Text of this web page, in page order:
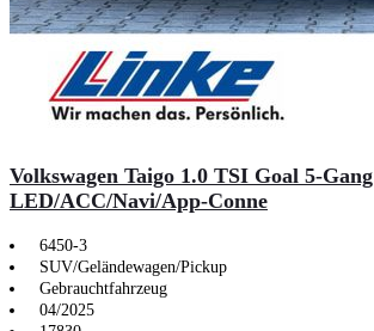
Volkswagen Taigo 1.0 TSI Goal 5-Gang
LED/ACC/Navi/App-Conne
6450-3
SUV/Geländewagen/Pickup
Gebrauchtfahrzeug
04/2025